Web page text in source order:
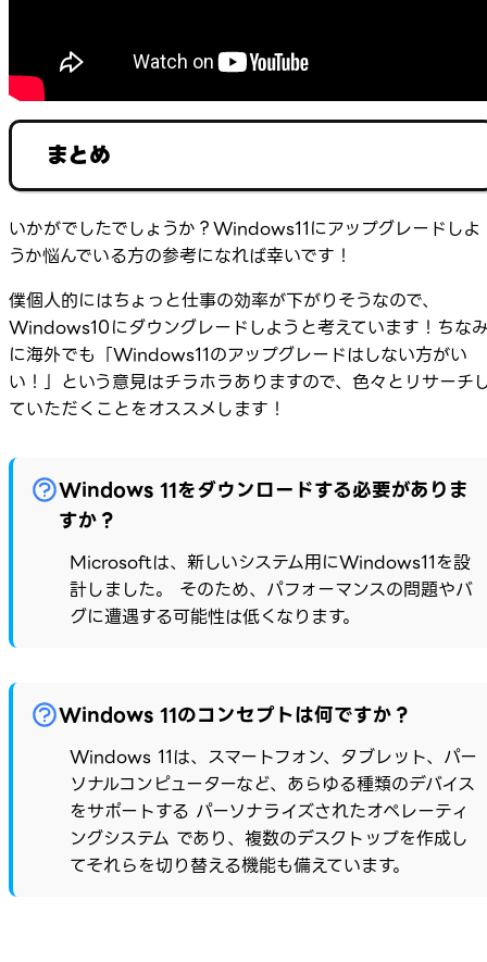
まとめ
いかがでしたでしょうか？Windows11にアップグレードしよ
うか悩んでいる方の参考になれば幸いです！
僕個人的にはちょっと仕事の効率が下がりそうなので、
Windows10にダウングレードしようと考えています！ちな
に海外でも「Windows11のアップグレードはしない方がい
い！」という意見はチラホラありますので、色々とリサーチ
ていただくことをオススメします！
Windows 11をダウンロードする必要がありま
すか？
Microsoftは、新しいシステム用にWindows11を設
計しました。 そのため、パフォーマンスの問題やバ
グに遭遇する可能性は低くなります。
Windows 11のコンセプトは何ですか？
Windows 11は、スマートフォン、タブレット、パー
ソナルコンピューターなど、あらゆる種類のデバイス
をサポートする パーソナライズされたオペレーティ
ングシステム であり、複数のデスクトップを作成し
てそれらを切り替える機能も備えています。